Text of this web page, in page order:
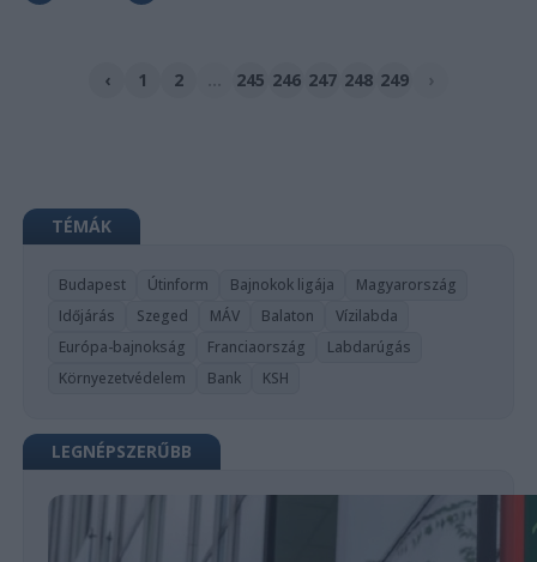
‹ 1 2 245 246 247 248 249 ›
TÉMÁK
Budapest Útinform Bajnokok ligája
Magyarország
Időjárás
Szeged MÁV Balaton
Vízilabda
Európa-bajnokság
Franciaország
Labdarúgás
Környezetvédelem
Bank KSH
LEGNÉPSZERŰBB